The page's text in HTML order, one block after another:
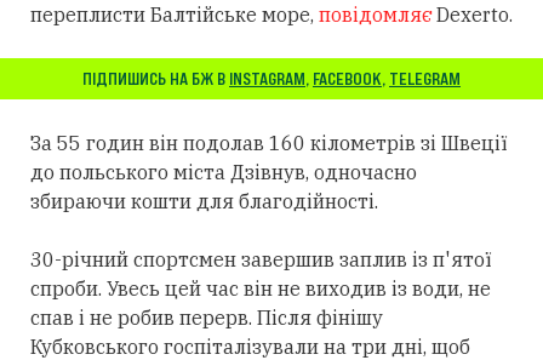
переплисти Балтійське море, повідомляєDexerto.
ПІДПИШИСЬ НА БЖ В INSTAGRAM, FACEBOOK, TELEGRAM
За 55 годин він подолав 160 кілометрів зі Швеції
до польського міста Дзівнув, одночасно
збираючи кошти для благодійності.
30-річний спортсмен завершив заплив із п'ятої
спроби. Увесь цей час він не виходив із води, не
спав і не робив перерв. Після фінішу
Кубковського госпіталізували на три дні, щоб